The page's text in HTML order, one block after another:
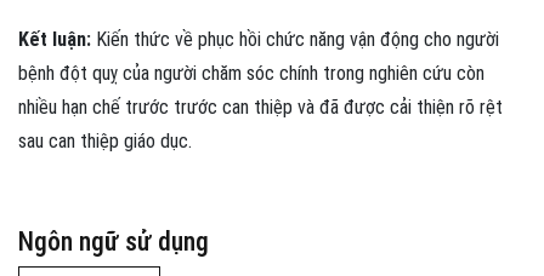
Ngôn ngữ sử dụng
Kết luận: Kiến thức về phục hồi chức năng vận động cho người
bệnh đột quỵ của người chăm sóc chính trong nghiên cứu còn
nhiều hạn chế trước trước can thiệp và đã được cải thiện rõ rệt
sau can thiệp giáo dục.